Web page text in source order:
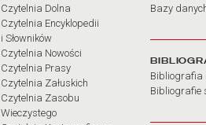
Czytelnia Dolna
Czytelnia Encyklopedii
i Słowników
Czytelnia Nowości
Czytelnia Prasy
Czytelnia Załuskich
Czytelnia Zasobu
Wieczystego
Bazy
Bibliografia
Bibliografie